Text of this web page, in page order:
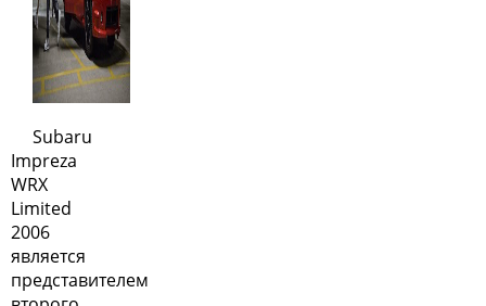
Subaru
Impreza
WRX
Limited
2006
является
представителем